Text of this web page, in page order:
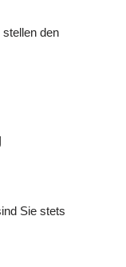
den
Sie stets